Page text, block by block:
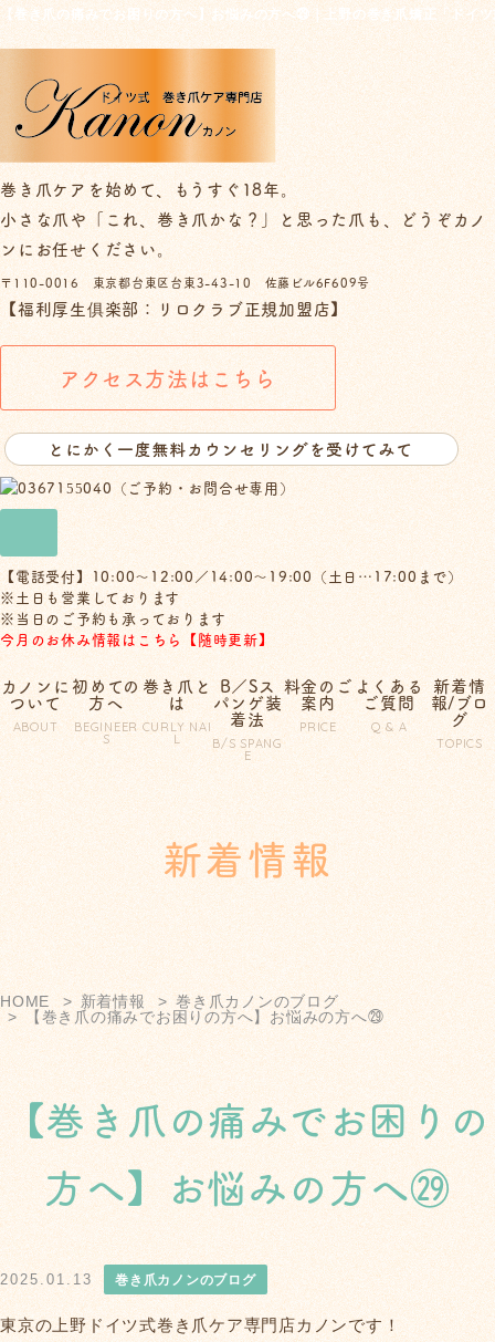
【巻き爪の痛みでお困りの方へ】お悩みの方へ㉙｜上野の巻き爪矯正「ドイ
巻き爪ケアを始めて、もうすぐ18年。
小さな爪や「これ、巻き爪かな？」と思った爪も、どうぞカノ
ンにお任せください。
〒110-0016 東京都台東区台東3-43-10 佐藤ビル6F609号
【福利厚生俱楽部：リロクラブ正規加盟店】
アクセス方法はこちら
（ご予約・お問合せ専用）
【電話受付】10:00～12:00／14:00～19:00（土日…17:00まで）
※土日も営業しております
※当日のご予約も承っております
今月のお休み情報はこちら【随時更新】
カノンに
ついて
ABOUT
初めての
方へ
BEGINEER
S
巻き爪と
は
CURLY NAI
L
B／Sス
パンゲ装
着法
B/S SPANG
E
料金のご
案内
PRICE
よくある
ご質問
Q & A
新着情
報/ブロ
グ
TOPICS
新着情報
HOME 新着情報
巻き爪カノンのブログ
【巻き爪の痛みでお困りの方へ】お悩みの方へ㉙
【巻き爪の痛みでお困りの
方へ】お悩みの方へ㉙
2025.01.13 巻き爪カノンのブログ
東京の上野ドイツ式巻き爪ケア専門店カノンです！